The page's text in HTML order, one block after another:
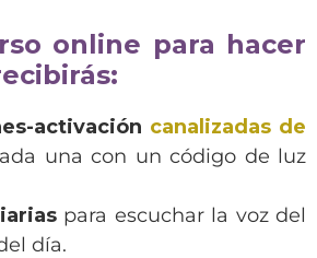
online para hacer
activación canalizadas de
una con un código de luz
para escuchar la voz del
día.